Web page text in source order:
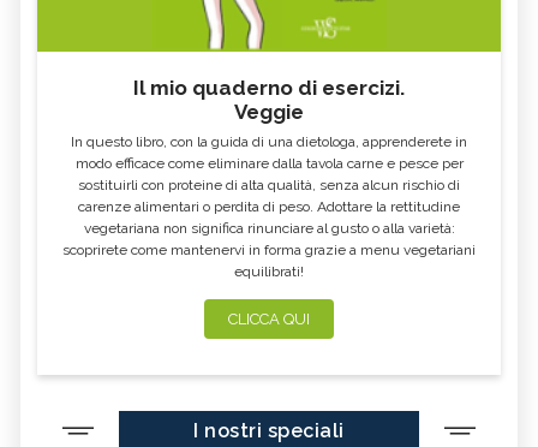
Il mio quaderno di esercizi.
Veggie
In questo libro, con la guida di una dietologa, apprenderete in
modo efficace come eliminare dalla tavola carne e pesce per
sostituirli con proteine di alta qualità, senza alcun rischio di
carenze alimentari o perdita di peso. Adottare la rettitudine
vegetariana non significa rinunciare al gusto o alla varietà:
scoprirete come mantenervi in forma grazie a menu vegetariani
equilibrati!
CLICCA QUI
I nostri speciali